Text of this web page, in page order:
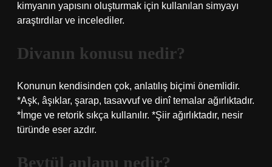
kimyanın yapısını oluşturmak için kullanılan simyayı
araştırdılar ve incelediler.
Divanın konusu nedir?
Konunun kendisinden çok, anlatılış biçimi önemlidir.
*Aşk, âşıklar, şarap, tasavvuf ve dinî temalar ağırlıktadır.
*İmge ve retorik sıkça kullanılır. *Şiir ağırlıktadır, nesir
türünde eser azdır.
Beytül anlamı nedir?